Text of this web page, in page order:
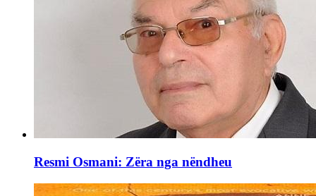
Resmi Osmani: Zëra nga nëndheu